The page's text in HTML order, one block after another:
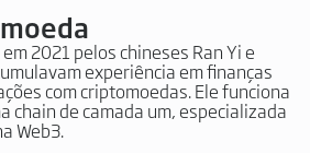
2021 pelos chineses Ran Yi e
experiência em finanças
com criptomoedas. Ele funciona
chain de camada um, especializada
Web3.